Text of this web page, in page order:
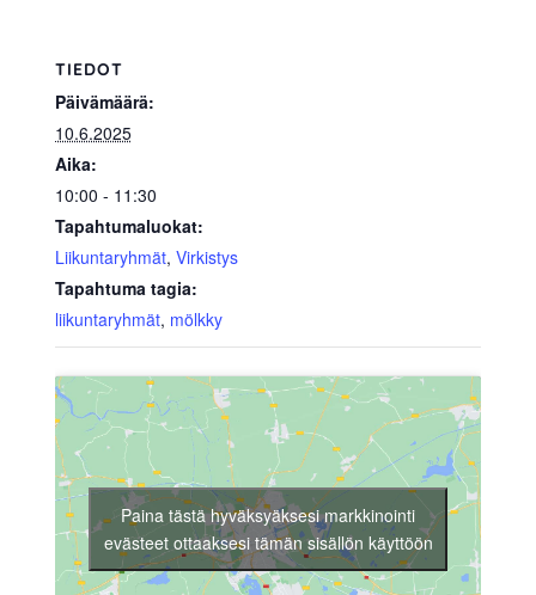
TIEDOT
Päivämäärä:
10.6.2025
Aika:
10:00 - 11:30
Tapahtumaluokat:
Liikuntaryhmät, Virkistys
Tapahtuma tagia:
liikuntaryhmät, mölkky
Paina tästä hyväksyäksesi markkinointi
evästeet ottaaksesi tämän sisällön käyttöön